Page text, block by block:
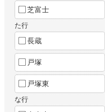
芝富士
た行
長蔵
戸塚
戸塚東
な行